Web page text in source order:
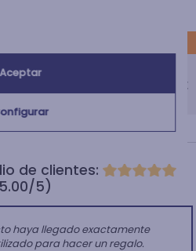
de clientes:
5)
haya llegado exactamente
para hacer un regalo.
a domicilio
el
0,00 €
Aceptar